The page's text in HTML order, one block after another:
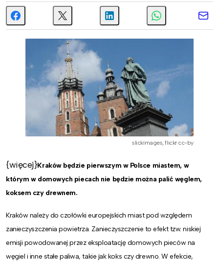
slickimages, flickr cc-by
{więcej}Kraków będzie pierwszym w Polsce miastem, w
którym w domowych piecach nie będzie można palić węglem,
koksem czy drewnem.
Kraków należy do czołówki europejskich miast pod względem
zanieczyszczenia powietrza. Zanieczyszczenie to efekt tzw. niskiej
emisji powodowanej przez eksploatację domowych pieców na
węgiel i inne stałe paliwa, takie jak koks czy drewno. W efekcie,